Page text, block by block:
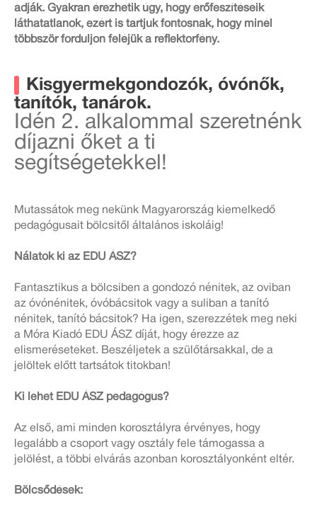
adják. Gyakran érezhetik úgy, hogy erőfeszítéseik
láthatatlanok, ezért is tartjuk fontosnak, hogy minél
többször forduljon feléjük a reflektorfény.
Kisgyermekgondozók, óvónők,
tanítók, tanárok.
Idén 2. alkalommal szeretnénk
díjazni őket a ti
segítségetekkel!
Mutassátok meg nekünk Magyarország kiemelkedő
pedagógusait bölcsitől általános iskoláig!
Nálatok ki az EDU ÁSZ?
Fantasztikus a bölcsiben a gondozó nénitek, az oviban
az óvónénitek, óvóbácsitok vagy a suliban a tanító
nénitek, tanító bácsitok? Ha igen, szerezzétek meg neki
a Móra Kiadó EDU ÁSZ díját, hogy érezze az
elismeréseteket. Beszéljetek a szülőtársakkal, de a
jelöltek előtt tartsátok titokban!
Ki lehet EDU ÁSZ pedagógus?
Az első, ami minden korosztályra érvényes, hogy
legalább a csoport vagy osztály fele támogassa a
jelölést, a többi elvárás azonban korosztályonként eltér.
Bölcsődések: